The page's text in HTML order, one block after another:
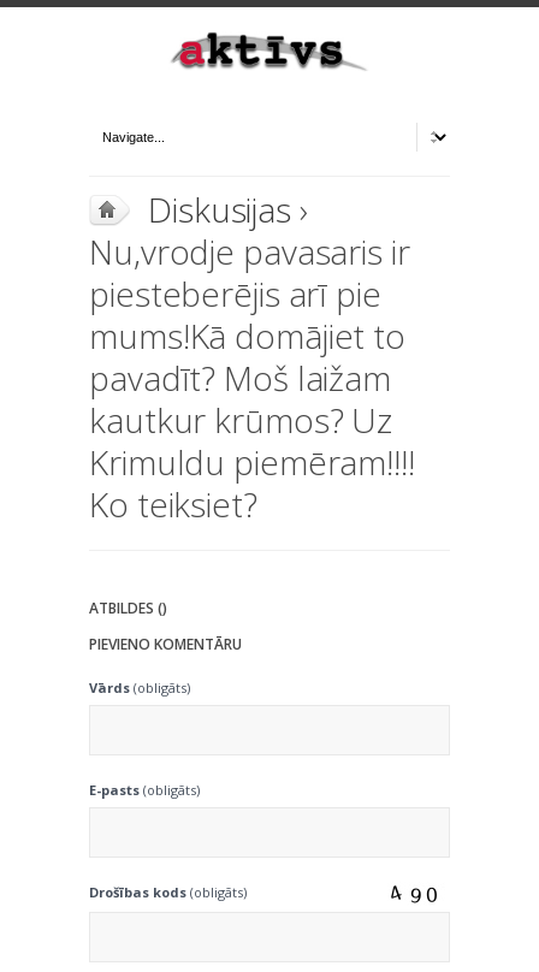
Diskusijas ›
Nu,vrodje pavasaris ir
piesteberējis arī pie
mums!Kā domājiet to
pavadīt? Moš laižam
kautkur krūmos? Uz
Krimuldu piemēram!!!!
Ko teiksiet?
ATBILDES ()
PIEVIENO KOMENTĀRU
Vārds (obligāts)
E-pasts (obligāts)
Drošības kods (obligāts)